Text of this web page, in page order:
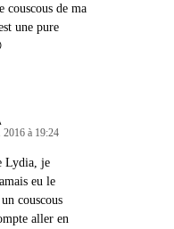
couscous de ma
une pure
2016 à 19:24
Lydia, je
eu le
couscous
aller en